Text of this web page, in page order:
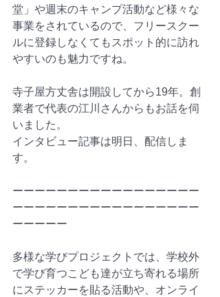
堂」や週末のキャンプ活動など様々な
事業をされているので、フリースクー
ルに登録しなくてもスポット的に訪れ
やすいのも魅力ですね。
寺子屋方丈舎は開設してから19年。創
業者で代表の江川さんからもお話を伺
いました。
インタビュー記事は明日、配信しま
す。
ーーーーーーーーーーーーーーーーー
ーーーーーーーーーーーーーーーーー
ーーーーー
多様な学びプロジェクトでは、学校外
で学び育つこども達が立ち寄れる場所
にステッカーを貼る活動や、オンライ